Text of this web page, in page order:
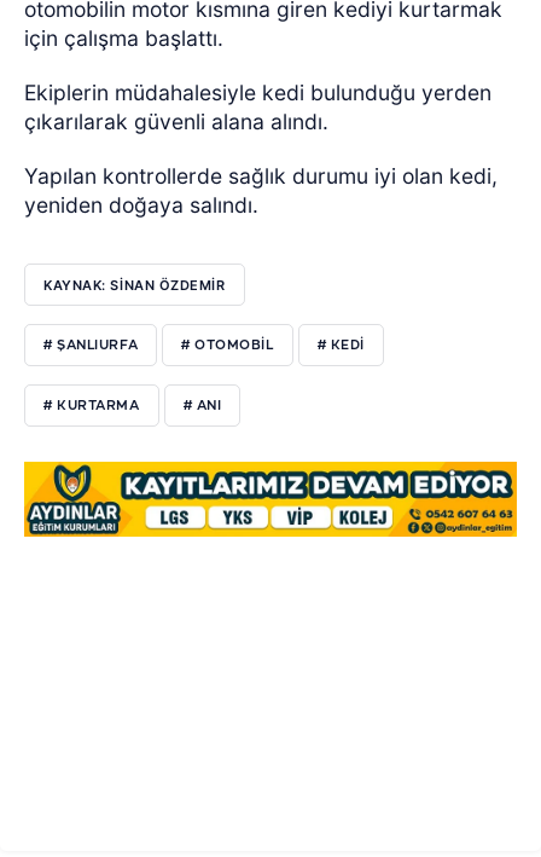
otomobilin motor kısmına giren kediyi kurtarmak
için çalışma başlattı.
Ekiplerin müdahalesiyle kedi bulunduğu yerden
çıkarılarak güvenli alana alındı.
Yapılan kontrollerde sağlık durumu iyi olan kedi,
yeniden doğaya salındı.
KAYNAK: SİNAN ÖZDEMİR
# ŞANLIURFA # OTOMOBİL # KEDİ
# KURTARMA # ANI